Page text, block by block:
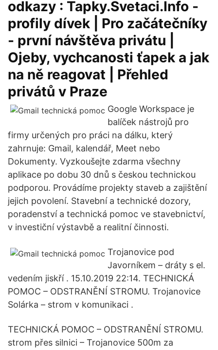
odkazy : Tapky.Svetaci.Info -
profily dívek | Pro začátečníky
- první návštěva privátu |
Ojeby, vychcanosti ťapek a jak
na ně reagovat | Přehled
privátů v Praze
Google Workspace je
balíček nástrojů pro
firmy určených pro práci na dálku, který
zahrnuje: Gmail, kalendář, Meet nebo
Dokumenty. Vyzkoušejte zdarma všechny
aplikace po dobu 30 dnů s českou technickou
podporou. Provádíme projekty staveb a zajištění
jejich povolení. Stavební a technické dozory,
poradenství a technická pomoc ve stavebnictví,
v investiční výstavbě a realitní činnosti.
Trojanovice pod
Javorníkem – dráty s el.
vedením jiskří . 15.10.2019 22:14. TECHNICKÁ
POMOC – ODSTRANĚNÍ STROMU. Trojanovice
Solárka – strom v komunikaci .
TECHNICKÁ POMOC – ODSTRANĚNÍ STROMU.
strom přes silnici – Trojanovice 500m za